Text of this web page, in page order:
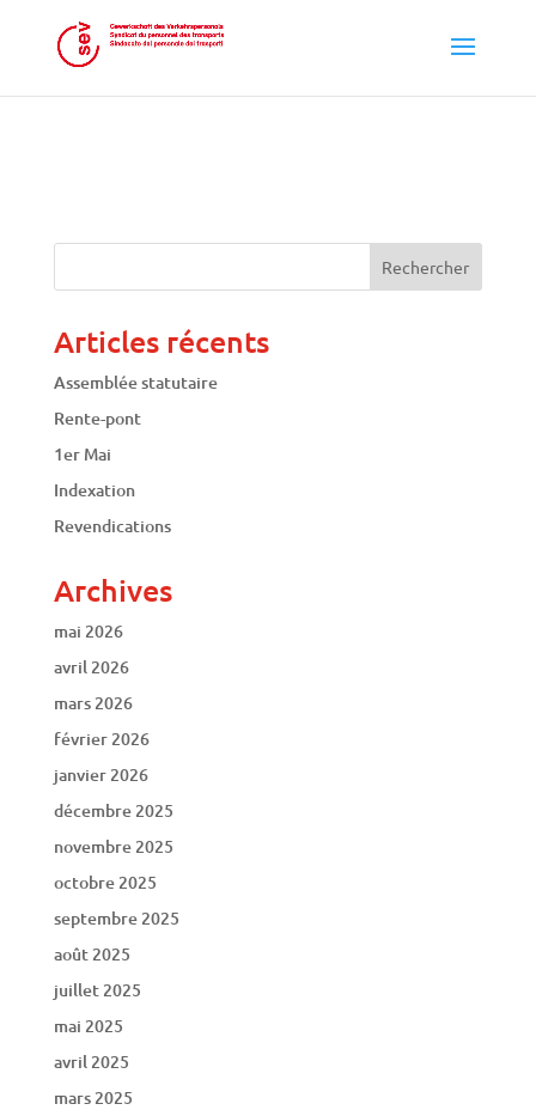
Articles récents
Assemblée statutaire
Rente-pont
1er Mai
Indexation
Revendications
Archives
mai 2026
avril 2026
mars 2026
février 2026
janvier 2026
décembre 2025
novembre 2025
octobre 2025
septembre 2025
août 2025
juillet 2025
mai 2025
avril 2025
mars 2025